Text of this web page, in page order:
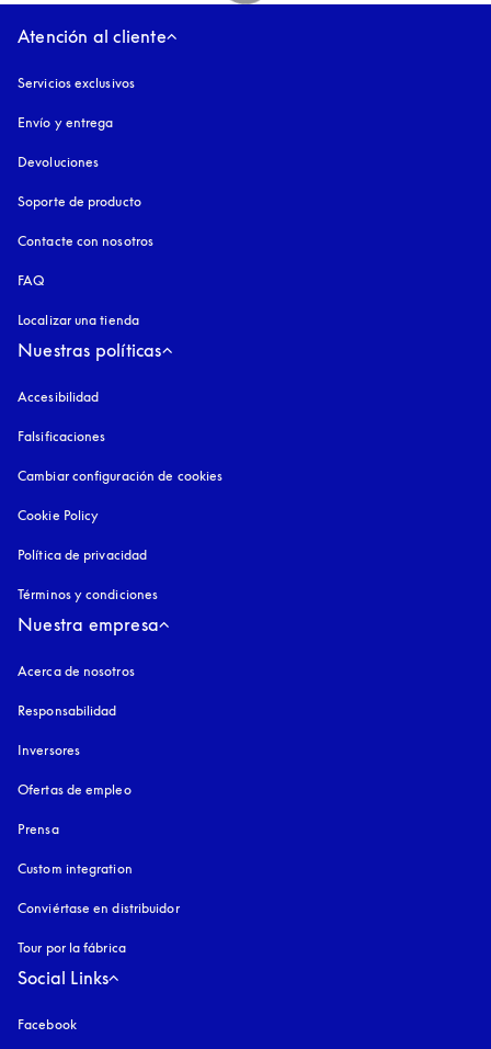
Atención al cliente
Servicios exclusivos
Envío y entrega
Devoluciones
Soporte de producto
Contacte con nosotros
FAQ
Localizar una tienda
Nuestras políticas
Accesibilidad
Falsificaciones
Cambiar configuración de cookies
Cookie Policy
Política de privacidad
Términos y condiciones
Nuestra empresa
Acerca de nosotros
Responsabilidad
Inversores
Ofertas de empleo
Prensa
Custom integration
Conviértase en distribuidor
Tour por la fábrica
Social Links
Facebook